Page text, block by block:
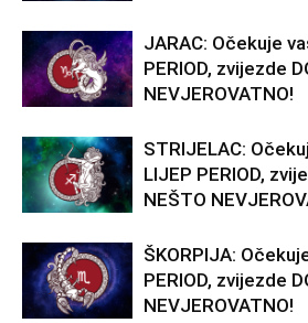
JARAC: Očekuje
PERIOD, zvijezde
NEVJEROVATNO!
STRIJELAC:
LIJEP PERIOD,
NEŠTO
ŠKORPIJA:
PERIOD, zvijezde
NEVJEROVATNO!